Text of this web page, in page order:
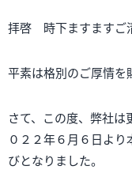
拝啓 時下ますますご
平素は格別のご厚情を
さて、この度、弊社は
０２２年６月６日よ
びとなりました。